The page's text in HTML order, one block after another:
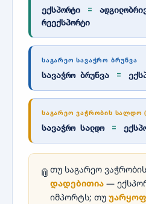
ექსპორტი =
რეექსპორტი
ᲡᲐᲒᲐᲠᲔᲝ ᲡᲐᲕᲐᲭᲠᲝ ᲑᲠᲣᲜᲕᲐ
სავაჭრო ბრუნვა =
ᲡᲐᲒᲐᲠᲔᲝ ᲕᲐᲭᲠᲝᲑᲘᲡ ᲡᲐᲚᲓᲝ
სავაჭრო სალდო =
📎 თუ საგარეო
დადებითია —
იმპორტს; თუ